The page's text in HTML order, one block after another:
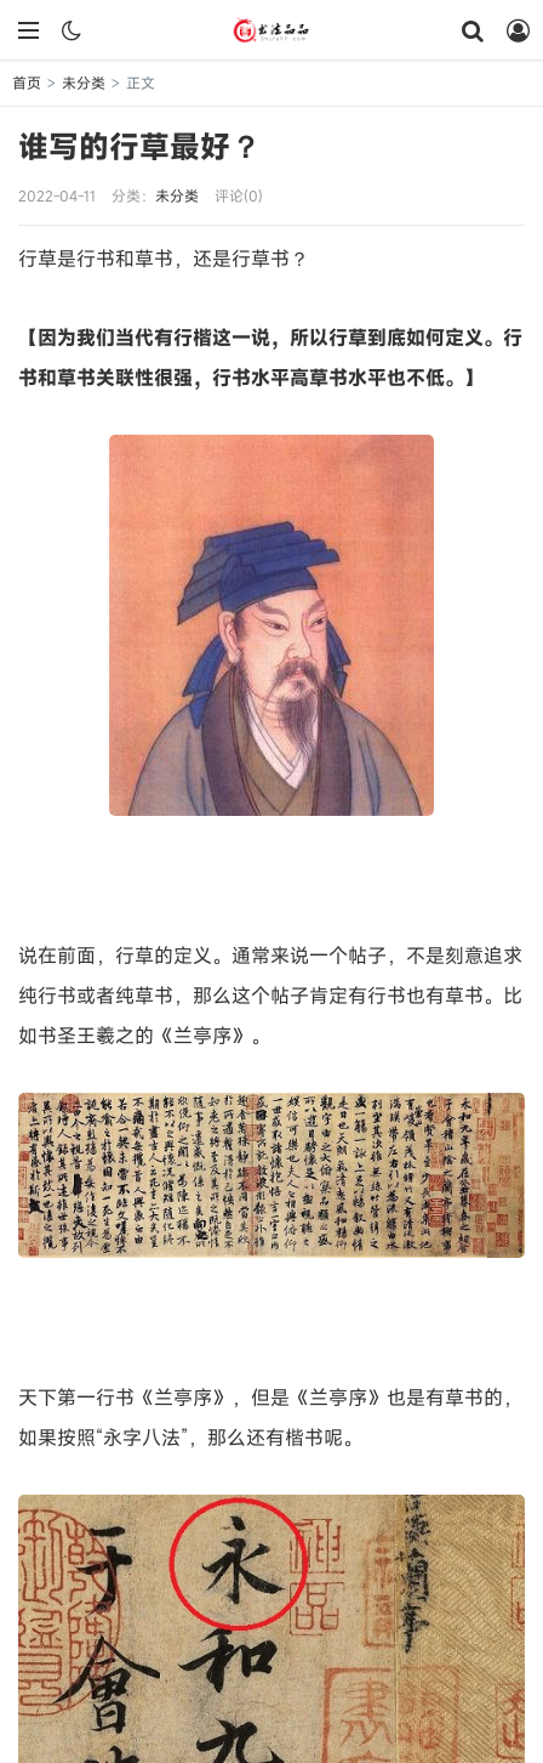
首页 > 未分类 > 正文
谁写的行草最好？
2022-04-11 分类： 未分类 评论(0)
行草是行书和草书，还是行草书？
【因为我们当代有行楷这一说，所以行草到底如何定义。行
书和草书关联性很强，行书水平高草书水平也不低。】
说在前面，行草的定义。通常来说一个帖子，不是刻意追求
纯行书或者纯草书，那么这个帖子肯定有行书也有草书。比
如书圣王羲之的《兰亭序》。
天下第一行书《兰亭序》，但是《兰亭序》也是有草书的，
如果按照“永字八法”，那么还有楷书呢。